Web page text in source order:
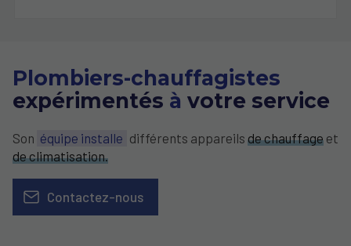
Plombiers-chauffagistes
expérimentés à votre service
Son équipe installe différents appareils de chauffageet
de climatisation.
Contactez-nous